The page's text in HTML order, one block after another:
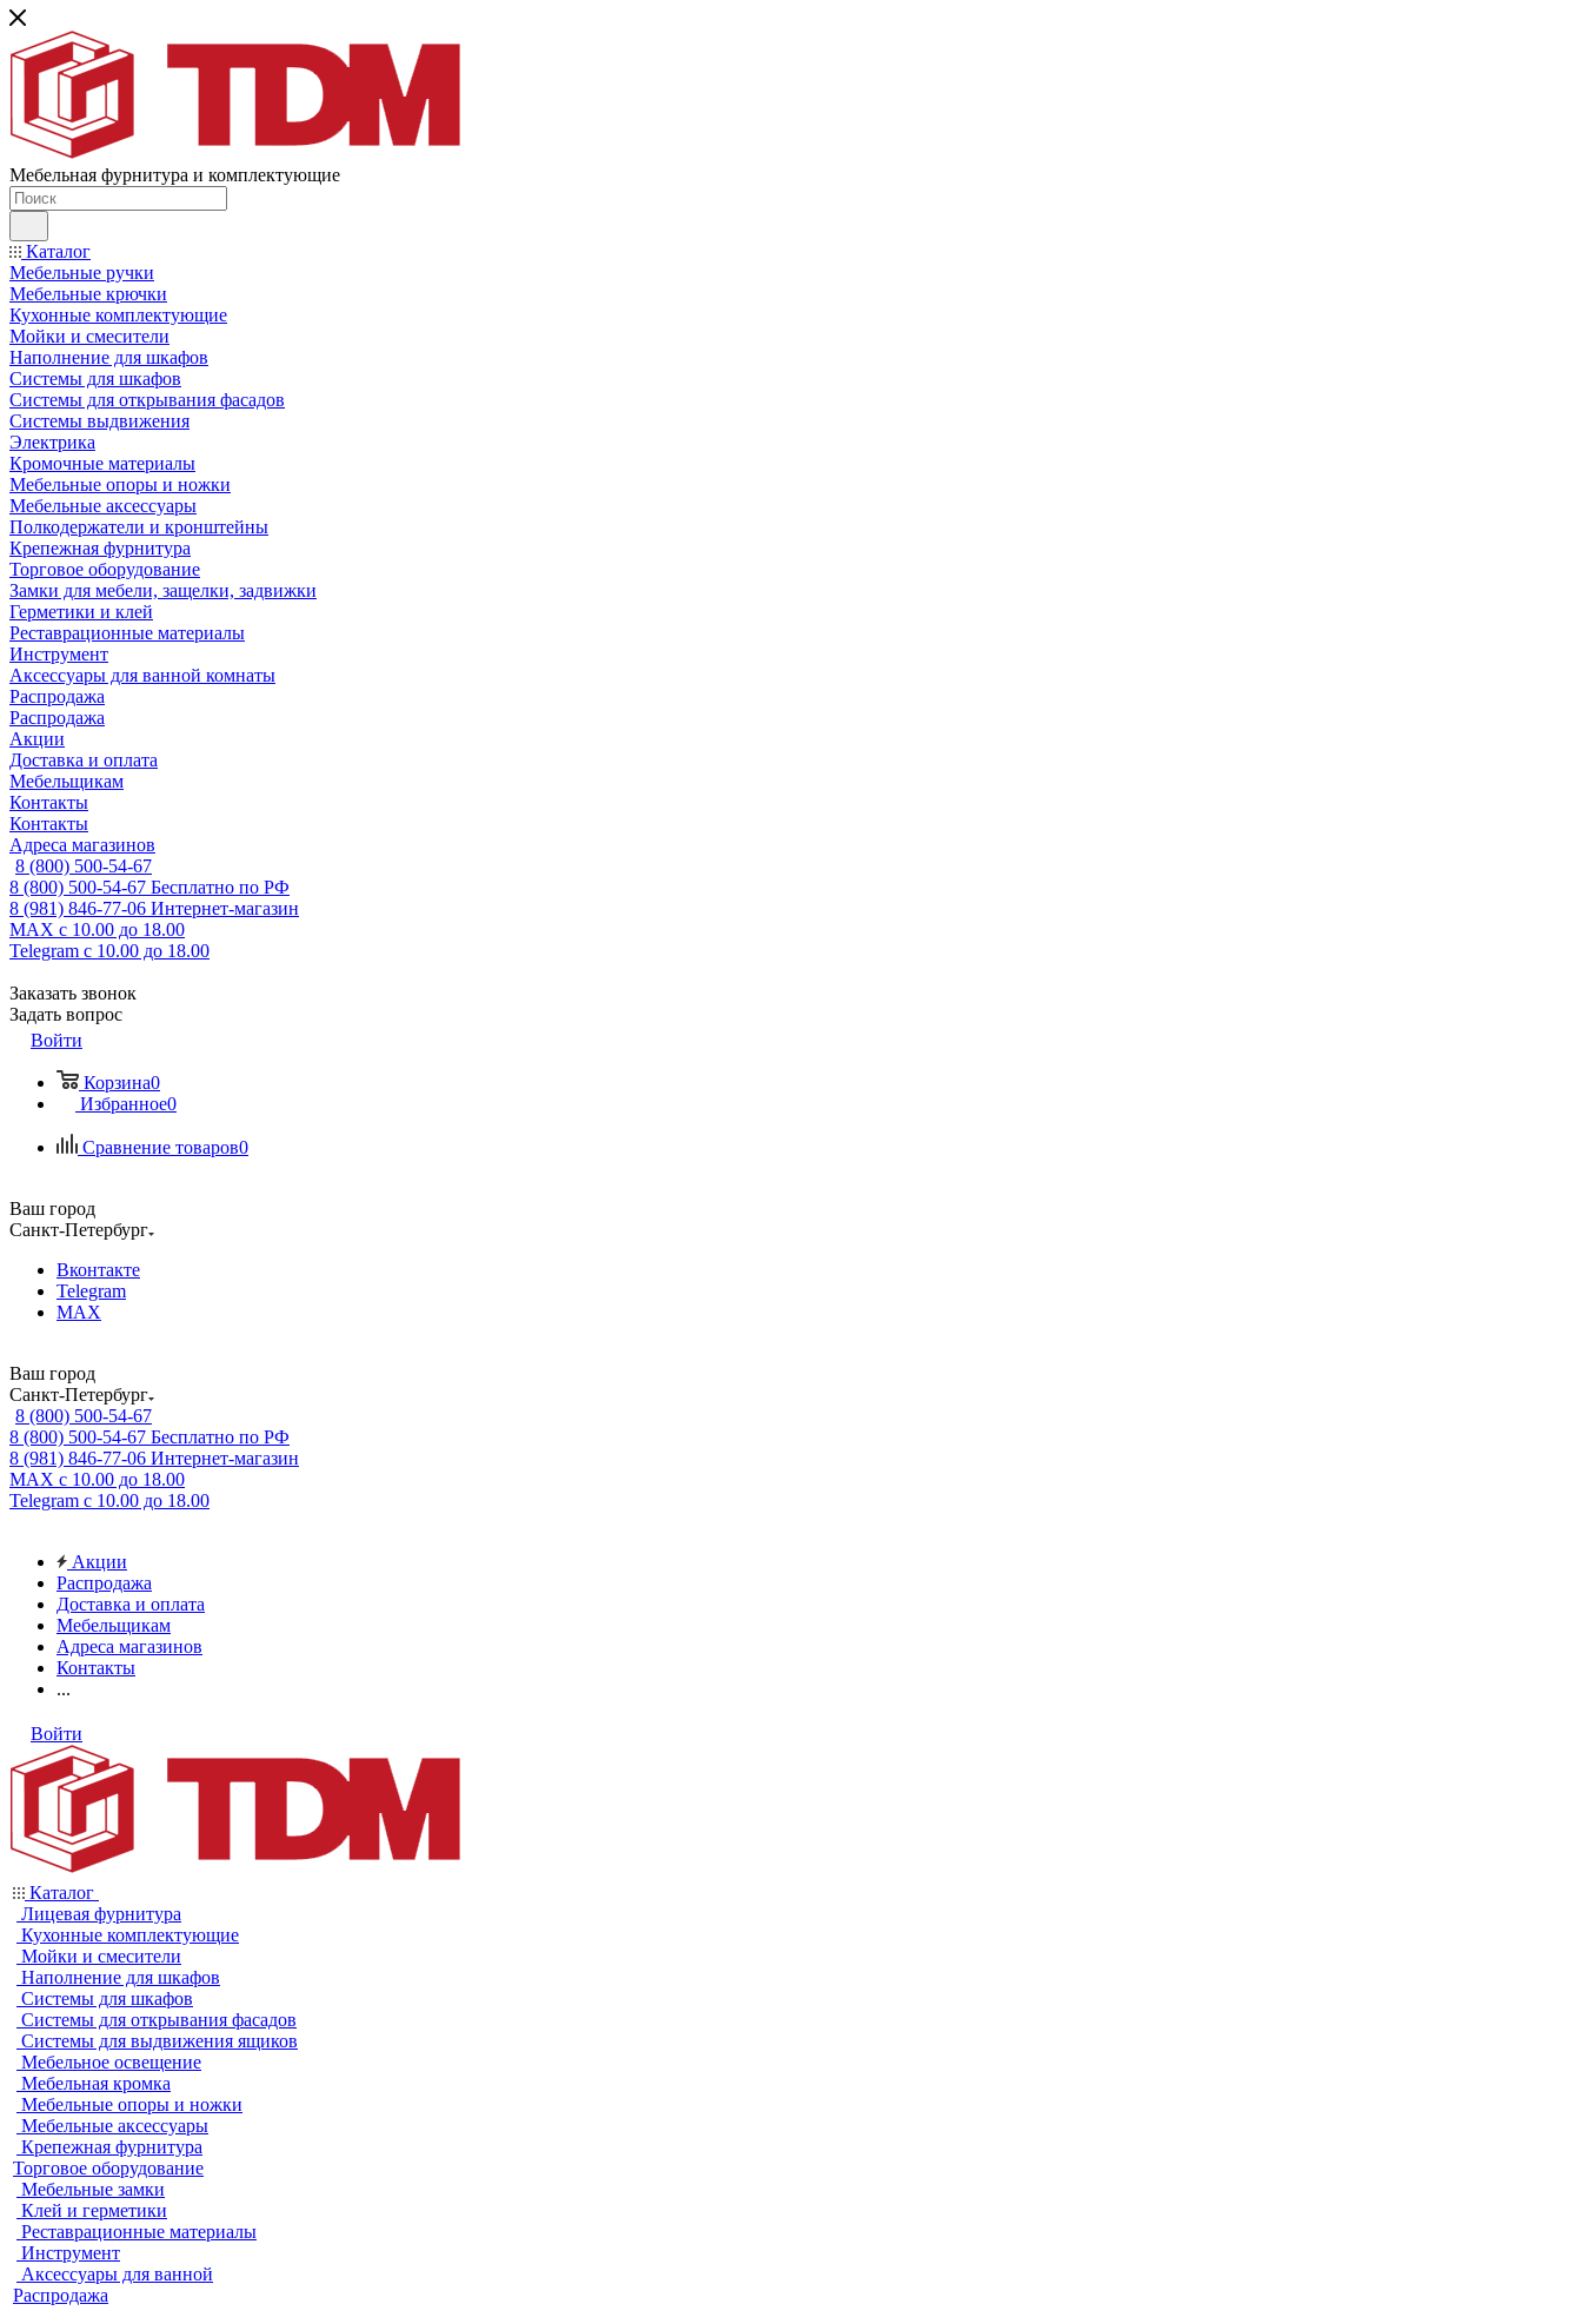
Мебельная фурнитура и комплектующие
Каталог
Мебельные ручки
Мебельные крючки
Кухонные комплектующие
Мойки и смесители
Наполнение для шкафов
Cистемы для шкафов
Системы для открывания фасадов
Системы выдвижения
Электрика
Кромочные материалы
Мебельные опоры и ножки
Мебельные аксессуары
Полкодержатели и кронштейны
Крепежная фурнитура
Торговое оборудование
Замки для мебели, защелки, задвижки
Герметики и клей
Реставрационные материалы
Инструмент
Аксессуары для ванной комнаты
Распродажа
Распродажа
Акции
Доставка и оплата
Мебельщикам
Контакты
Контакты
Адреса магазинов
8 (800) 500-54-67
8 (800) 500-54-67 Бесплатно по РФ
8 (981) 846-77-06 Интернет-магазин
MAX с 10.00 до 18.00
Telegram с 10.00 до 18.00
Заказать звонок
Задать вопрос
Войти
Корзина0
Избранное0
Сравнение товаров0
Ваш город
Санкт-Петербург
Вконтакте
Telegram
MAX
Ваш город
Санкт-Петербург
8 (800) 500-54-67
8 (800) 500-54-67 Бесплатно по РФ
8 (981) 846-77-06 Интернет-магазин
MAX с 10.00 до 18.00
Telegram с 10.00 до 18.00
Акции
Распродажа
Доставка и оплата
Мебельщикам
Адреса магазинов
Контакты
...
Войти
Каталог
Лицевая фурнитура
Кухонные комплектующие
Мойки и смесители
Наполнение для шкафов
Системы для шкафов
Системы для открывания фасадов
Системы для выдвижения ящиков
Мебельное освещение
Мебельная кромка
Мебельные опоры и ножки
Мебельные аксессуары
Крепежная фурнитура
Торговое оборудование
Мебельные замки
Клей и герметики
Реставрационные материалы
Инструмент
Аксессуары для ванной
Распродажа